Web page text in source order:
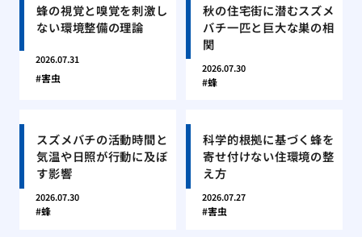
蜂の視覚と嗅覚を刺激し
ない環境整備の理論
2026.07.31
害虫
秋の住宅街に潜むスズメ
バチ一匹と巨大な巣の相
関
2026.07.30
蜂
スズメバチの活動時間と
気温や日照が行動に及ぼ
す影響
2026.07.30
蜂
科学的根拠に基づく蜂を
寄せ付けない住環境の整
え方
2026.07.27
害虫